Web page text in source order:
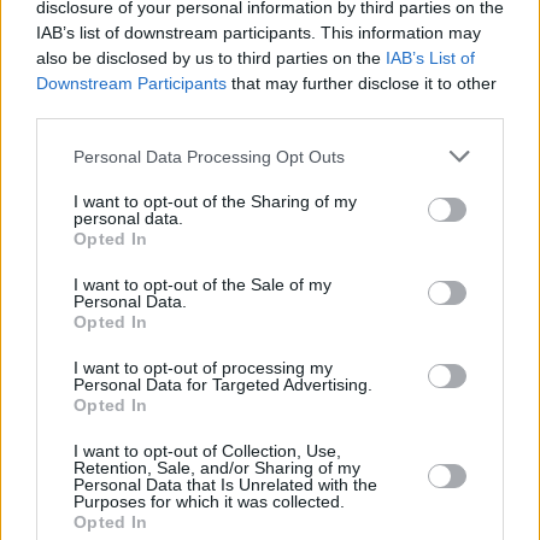
disclosure of your personal information by third parties on the
IAB’s list of downstream participants. This information may
also be disclosed by us to third parties on the IAB’s List of
Downstream Participants that may further disclose it to other
Personal Data Processing Opt Outs
I want to opt-out of the Sharing of my
personal data.
Opted In
I want to opt-out of the Sale of my
Personal Data.
Opted In
I want to opt-out of processing my
Personal Data for Targeted Advertising.
Opted In
I want to opt-out of Collection, Use,
Retention, Sale, and/or Sharing of my
Personal Data that Is Unrelated with the
Purposes for which it was collected.
Opted In
hohen Treibstoffkosten zu. Und
nun wurde bei einem Unwetter
auch noch ihr Claim überflutet.
South Australia macht es den
beiden...
Outback Opal Hunters
DMAXNews 05.08.2026...
DMAX News
...
23:15
Outback Opal Hunters - Edelsteinjagd in
Australien
Folge 16 Staffel 8
Auf dem Weg zur Million Isaac
Andreou, Kelly Taylor und ihr
versuchen im Südwesten von
Queensland, eine tiefgelegene
Opal gefüllt sind. Dan hat mit dem
Bagger die Decke einer
Australien
...
22:10
bis
RAW
bis
00:55
FILM
Noch 1 Std. und 5 Min.
1942, Paris: Ein britischer Flieger,
Insassen, drei britische Soldaten,
landen nun notgedrungen mithilfe
von Fallschirmen auf
französischem Boden. Dort
...